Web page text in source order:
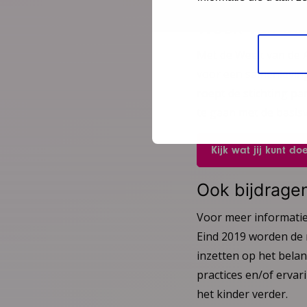
Met de Week van
voor een
roept de stichting
Kijk wat jij kunt
Ook
Voor meer
Eind 2019 worden
inzetten op het
practices en/of
het kinder verder.